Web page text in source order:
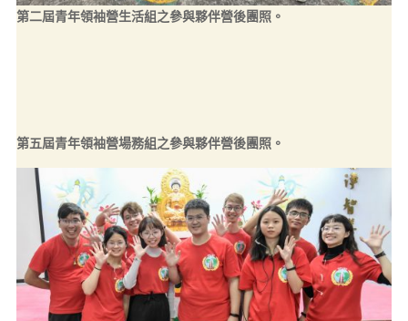
第二屆青年領袖營生活組之參與夥伴營後團照。
第五屆青年領袖營場務組之參與夥伴營後團照。